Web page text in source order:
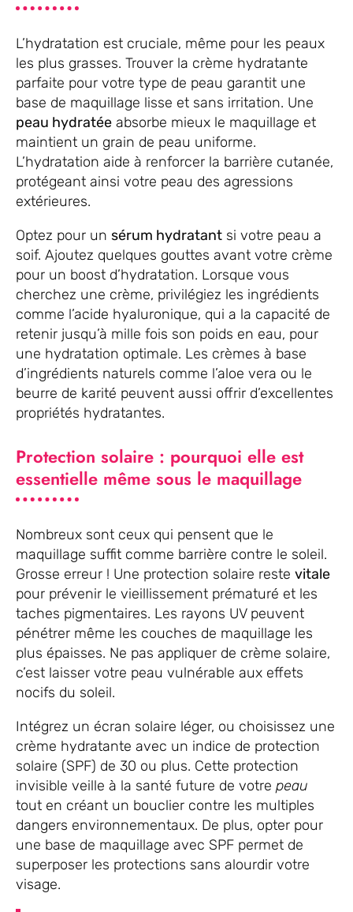
L’hydratation est cruciale, même pour les peaux
les plus grasses. Trouver la crème hydratante
parfaite pour votre type de peau garantit une
base de maquillage lisse et sans irritation. Une
peau hydratée absorbe mieux le maquillage et
maintient un grain de peau uniforme.
L’hydratation aide à renforcer la barrière cutanée,
protégeant ainsi votre peau des agressions
extérieures.
Optez pour un sérum hydratant si votre peau a
soif. Ajoutez quelques gouttes avant votre crème
pour un boost d’hydratation. Lorsque vous
cherchez une crème, privilégiez les ingrédients
comme l’acide hyaluronique, qui a la capacité de
retenir jusqu’à mille fois son poids en eau, pour
une hydratation optimale. Les crèmes à base
d’ingrédients naturels comme l’aloe vera ou le
beurre de karité peuvent aussi offrir d’excellentes
propriétés hydratantes.
Protection solaire : pourquoi elle est
essentielle même sous le maquillage
Nombreux sont ceux qui pensent que le
maquillage suffit comme barrière contre le soleil.
Grosse erreur ! Une protection solaire reste vitale
pour prévenir le vieillissement prématuré et les
taches pigmentaires. Les rayons UV peuvent
pénétrer même les couches de maquillage les
plus épaisses. Ne pas appliquer de crème solaire,
c’est laisser votre peau vulnérable aux effets
nocifs du soleil.
Intégrez un écran solaire léger, ou choisissez une
crème hydratante avec un indice de protection
solaire (SPF) de 30 ou plus. Cette protection
invisible veille à la santé future de votre peau
tout en créant un bouclier contre les multiples
dangers environnementaux. De plus, opter pour
une base de maquillage avec SPF permet de
superposer les protections sans alourdir votre
visage.